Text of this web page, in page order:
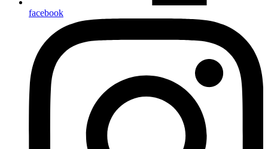
facebook